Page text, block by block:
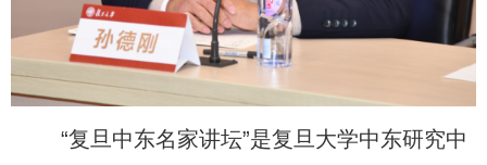
“复旦中东名家讲坛”是复旦大学中东研究中